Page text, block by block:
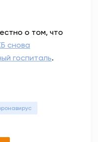
о том, что
снова
госпиталь.